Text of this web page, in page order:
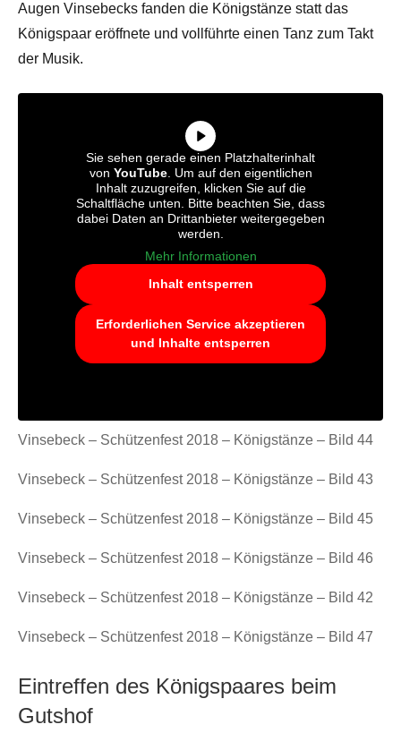
Augen Vinsebecks fanden die Königstänze statt das
Königspaar eröffnete und vollführte einen Tanz zum Takt
der Musik.
Sie sehen gerade einen Platzhalterinhalt
von YouTube. Um auf den eigentlichen
Inhalt zuzugreifen, klicken Sie auf die
Schaltfläche unten. Bitte beachten Sie, dass
dabei Daten an Drittanbieter weitergegeben
werden.
Mehr Informationen
Inhalt entsperren
Erforderlichen Service akzeptieren
und Inhalte entsperren
Vinsebeck – Schützenfest 2018 – Königstänze – Bild 44
Vinsebeck – Schützenfest 2018 – Königstänze – Bild 43
Vinsebeck – Schützenfest 2018 – Königstänze – Bild 45
Vinsebeck – Schützenfest 2018 – Königstänze – Bild 46
Vinsebeck – Schützenfest 2018 – Königstänze – Bild 42
Vinsebeck – Schützenfest 2018 – Königstänze – Bild 47
Eintreffen des Königspaares beim
Gutshof